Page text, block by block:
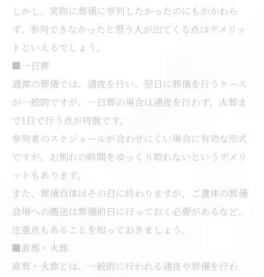
しかし、実際に葬儀に参列したかったのにもかかわら
ず、参列できなかったと思う人が出てくる点はデメリッ
トといえるでしょう。
■一日葬
通常の葬儀では、通夜を行い、翌日に葬儀を行うケース
が一般的ですが、一日葬の場合は通夜を行わず、火葬ま
で1日で行う点が特徴です。
参列者のスケジュールが合わせにくい場合に有効な形式
ですが、お別れの時間をゆっくり取れないというデメリ
ットもあります。
また、葬儀自体はその日に終わりますが、ご遺体の葬儀
会場への搬送は葬儀前日に行っておく必要があるなど、
注意点もあることを知っておきましょう。
■直葬・火葬
直葬・火葬とは、一般的に行われる通夜や葬儀を行わ